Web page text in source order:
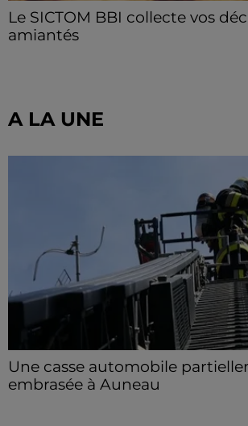
Le SICTOM BBI collecte vos
amiantés
A LA UNE
Une casse automobile
embrasée à Auneau